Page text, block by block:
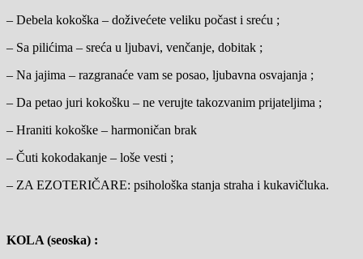
– Debela kokoška – doživećete veliku počast i sreću ;
– Sa pilićima – sreća u ljubavi, venčanje, dobitak ;
– Na jajima – razgranaće vam se posao, ljubavna osvajanja ;
– Da petao juri kokošku – ne verujte takozvanim prijateljima ;
– Hraniti kokoške – harmoničan brak
– Čuti kokodakanje – loše vesti ;
– ZA EZOTERIČARE: psihološka stanja straha i kukavičluka.
KOLA (seoska) :